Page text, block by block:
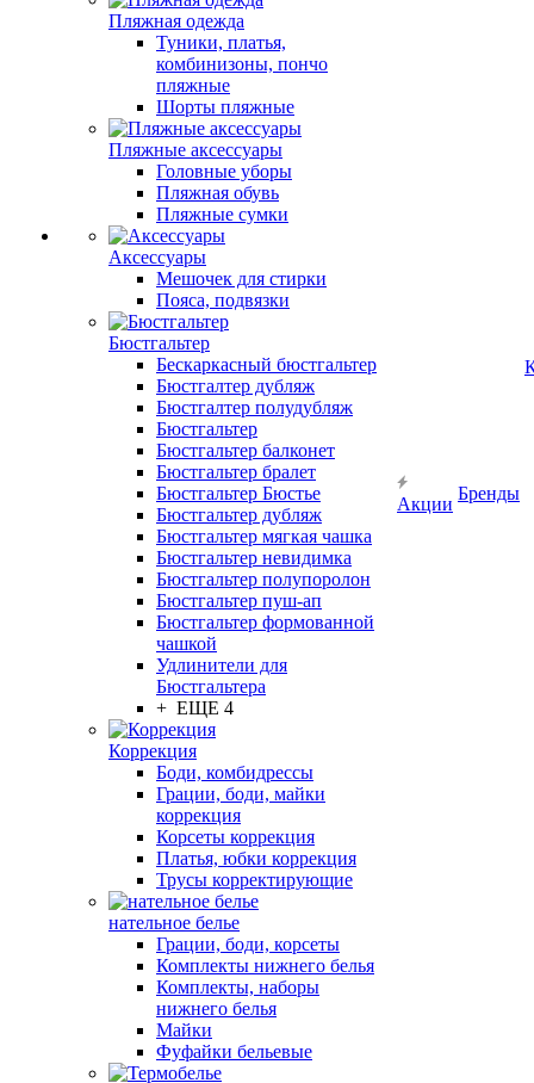
Пляжная одежда
Туники, платья,
комбинизоны, пончо
пляжные
Шорты пляжные
Пляжные аксессуары
Головные уборы
Пляжная обувь
Пляжные сумки
Аксессуары
Мешочек для стирки
Пояса, подвязки
Бюстгальтер
Бескаркасный бюстгальтер
Бюстгалтер дубляж
Бюстгалтер полудубляж
Бюстгальтер
Бюстгальтер балконет
Бюстгальтер бралет
Бюстгальтер Бюстье
Бюстгальтер дубляж
Бюстгальтер мягкая чашка
Бюстгальтер невидимка
Бюстгальтер полупоролон
Бюстгальтер пуш-ап
Бюстгальтер формованной
чашкой
Удлинители для
Бюстгальтера
+ ЕЩЕ 4
Коррекция
Боди, комбидрессы
Грации, боди, майки
коррекция
Корсеты коррекция
Платья, юбки коррекция
Трусы корректирующие
нательное белье
Грации, боди, корсеты
Комплекты нижнего белья
Комплекты, наборы
нижнего белья
Майки
Фуфайки бельевые
Акции
Бренды